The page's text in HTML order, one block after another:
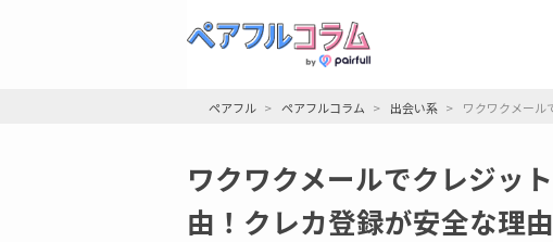
ペアフル ペアフルコラム 出会い系 ワクワクメール
ワクワクメールでクレジッ
由！クレカ登録が安全な理